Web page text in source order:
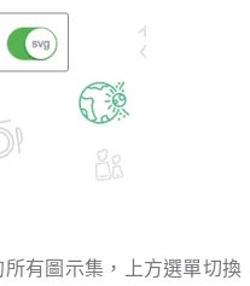
有圖示集，上方選單切換